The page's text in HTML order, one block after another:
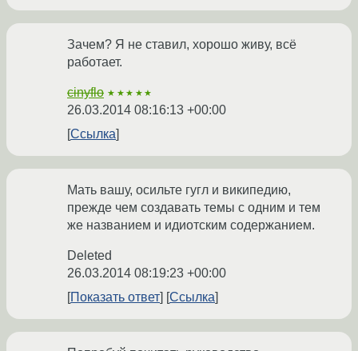
Зачем? Я не ставил, хорошо живу, всё
работает.
cinyflo ★★★★★
26.03.2014 08:16:13 +00:00
Ссылка
Мать вашу, осильте гугл и википедию,
прежде чем создавать темы с одним и тем
же названием и идиотским содержанием.
Deleted
26.03.2014 08:19:23 +00:00
Показать ответ
Ссылка